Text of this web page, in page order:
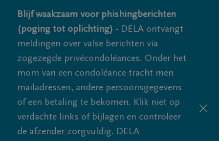
Blijf waakzaam voor phishingberichten
(poging tot oplichting) - DELA ontvangt
meldingen over valse berichten via
zogezegde privécondoléances. Onder het
mom van een condoléance tracht men
mailadressen, andere persoonsgegevens
of een betaling te bekomen. Klik niet op
verdachte links of bijlagen en controleer
de afzender zorgvuldig. DELA